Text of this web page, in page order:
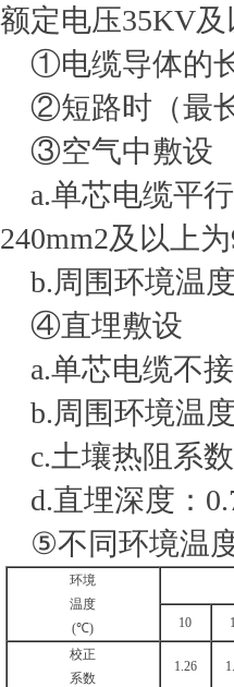
额定电压35KV
①电缆导体的
②短路时（最
③空气中敷设
a.单芯电缆平
240mm2及以上
b.周围环境温
④直埋敷设
a.单芯电缆不
b.周围环境温
c.土壤热阻系数
d.直埋深度：
⑤不同环境温
环境
温度
(℃)
10
校正
系数
1.26